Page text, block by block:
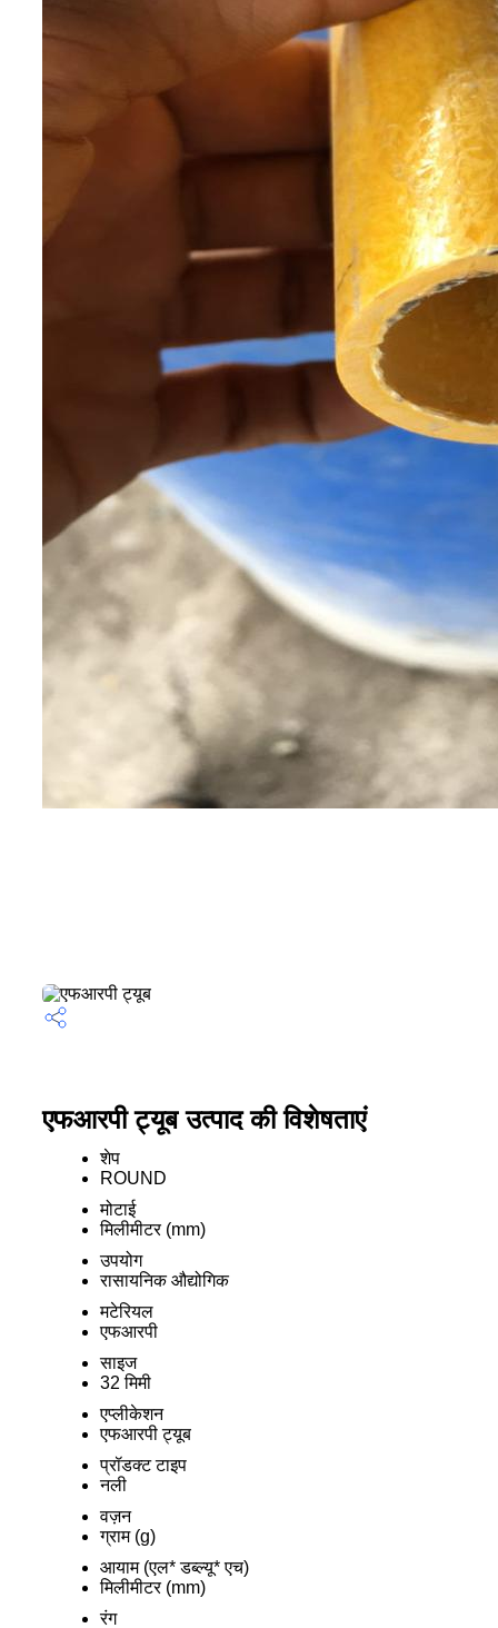
एफआरपी ट्यूब उत्पाद की विशेषताएं
शेप
ROUND
मोटाई
मिलीमीटर (mm)
उपयोग
रासायनिक औद्योगिक
मटेरियल
एफआरपी
साइज
32 मिमी
एप्लीकेशन
एफआरपी ट्यूब
प्रॉडक्ट टाइप
नली
वज़न
ग्राम (g)
आयाम (एल* डब्ल्यू* एच)
मिलीमीटर (mm)
रंग